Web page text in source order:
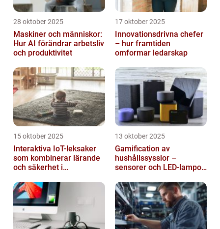
28 oktober 2025
Maskiner och människor:
Hur AI förändrar arbetsliv
och produktivitet
17 oktober 2025
Innovationsdrivna chefer
– hur framtiden
omformar ledarskap
15 oktober 2025
Interaktiva IoT-leksaker
som kombinerar lärande
och säkerhet i
13 oktober 2025
Gamification av
hushållssysslor –
sensorer och LED-lampor